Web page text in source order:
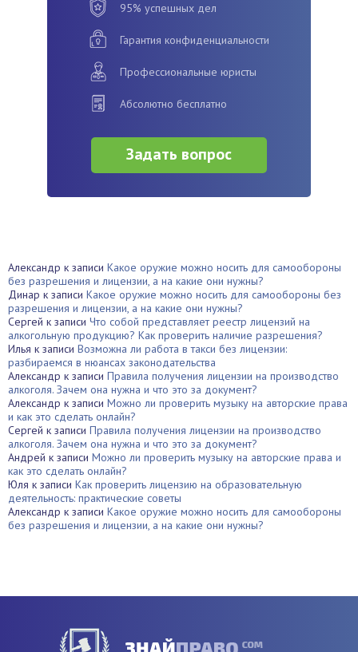
95% успешных дел
Гарантия конфиденциальности
Профессиональные юристы
Абсолютно бесплатно
Задать вопрос
Александр к записи Какое оружие можно носить для самообороны
без разрешения и лицензии, а на какие они нужны?
Динар к записи Какое оружие можно носить для самообороны без
разрешения и лицензии, а на какие они нужны?
Сергей к записи Что собой представляет реестр лицензий на
алкогольную продукцию? Как проверить наличие разрешения?
Илья к записи Возможна ли работа в такси без лицензии:
разбираемся в нюансах законодательства
Александр к записи Правила получения лицензии на производство
алкоголя. Зачем она нужна и что это за документ?
Александр к записи Можно ли проверить музыку на авторские права
и как это сделать онлайн?
Сергей к записи Правила получения лицензии на производство
алкоголя. Зачем она нужна и что это за документ?
Андрей к записи Можно ли проверить музыку на авторские права и
как это сделать онлайн?
Юля к записи Как проверить лицензию на образовательную
деятельность: практические советы
Александр к записи Какое оружие можно носить для самообороны
без разрешения и лицензии, а на какие они нужны?